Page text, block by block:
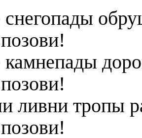
снегопады
камнепады
ливни тропы